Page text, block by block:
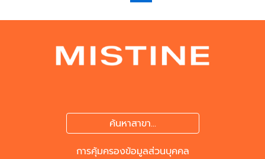
ค้นหาสาขา...
การคุ้มครองข้อมูลส่วนบุคคล